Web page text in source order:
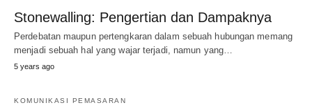
Stonewalling: Pengertian dan Dampaknya
Perdebatan maupun pertengkaran dalam sebuah hubungan memang
menjadi sebuah hal yang wajar terjadi, namun yang…
5 years ago
KOMUNIKASI PEMASARAN